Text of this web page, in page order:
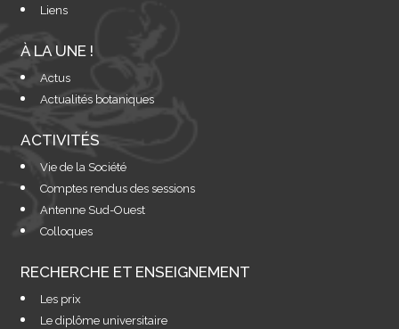
Liens
À LA UNE !
Actus
Actualités botaniques
ACTIVITÉS
Vie de la Société
Comptes rendus des sessions
Antenne Sud-Ouest
Colloques
RECHERCHE ET ENSEIGNEMENT
Les prix
Le diplôme universitaire